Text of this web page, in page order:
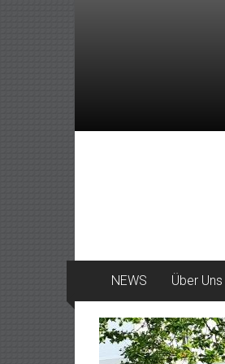
NEWS Über Uns